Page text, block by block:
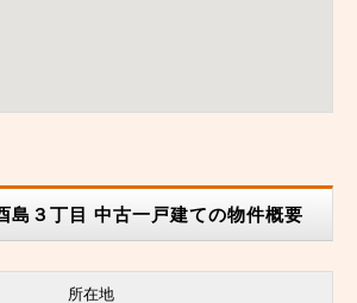
島３丁目 中古一戸建ての物件概要
所在地